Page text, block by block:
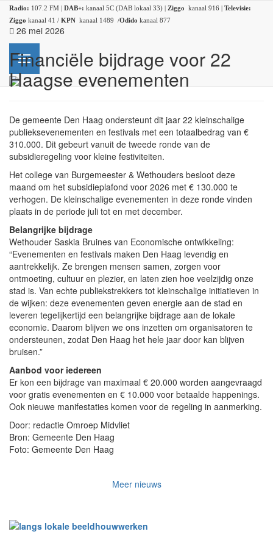
Radio: 107.2 FM | DAB+: kanaal 5C (DAB lokaal 33) | Ziggo kanaal 916 | Televisie:
Ziggo kanaal 41 / KPN kanaal 1489 /Odido kanaal 877
26 mei 2026
Financiële bijdrage voor 22
Haagse evenementen
De gemeente Den Haag ondersteunt dit jaar 22 kleinschalige
publieksevenementen en festivals met een totaalbedrag van €
310.000. Dit gebeurt vanuit de tweede ronde van de
subsidieregeling voor kleine festiviteiten.
Het college van Burgemeester & Wethouders besloot deze
maand om het subsidieplafond voor 2026 met € 130.000 te
verhogen. De kleinschalige evenementen in deze ronde vinden
plaats in de periode juli tot en met december.
Belangrijke bijdrage
Wethouder Saskia Bruines van Economische ontwikkeling:
“Evenementen en festivals maken Den Haag levendig en
aantrekkelijk. Ze brengen mensen samen, zorgen voor
ontmoeting, cultuur en plezier, en laten zien hoe veelzijdig onze
stad is. Van echte publiekstrekkers tot kleinschalige initiatieven in
de wijken: deze evenementen geven energie aan de stad en
leveren tegelijkertijd een belangrijke bijdrage aan de lokale
economie. Daarom blijven we ons inzetten om organisatoren te
ondersteunen, zodat Den Haag het hele jaar door kan blijven
bruisen.”
Aanbod voor iedereen
Er kon een bijdrage van maximaal € 20.000 worden aangevraagd
voor gratis evenementen en € 10.000 voor betaalde happenings.
Ook nieuwe manifestaties komen voor de regeling in aanmerking.
Door: redactie Omroep Midvliet
Bron: Gemeente Den Haag
Foto: Gemeente Den Haag
Meer nieuws